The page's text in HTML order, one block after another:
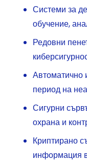
Системи за
обучение,
Редовни
Автоматично
период на
Сигурни
охрана и
Криптирано
информация